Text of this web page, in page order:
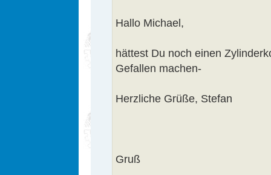
Hallo Michael,
hättest Du noch einen
Gefallen machen-
Herzliche Grüße, Stefan
Gruß